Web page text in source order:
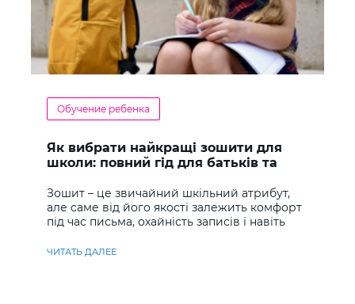
Обучение ребенка
Як вибрати найкращі зошити для
школи: повний гід для батьків та
Зошит – це звичайний шкільний атрибут,
але саме від його якості залежить комфорт
під час письма, охайність записів і навіть
ЧИТАТЬ ДАЛЕЕ